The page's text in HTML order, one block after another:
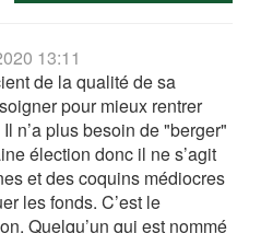
13:11
de la qualité de sa
pour mieux rentrer
n’a plus besoin de "berger"
élection donc il ne s’agit
et des coquins médiocres
les fonds. C’est le
Quelqu’un qui est nommé